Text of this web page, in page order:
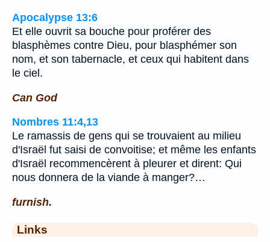
Apocalypse 13:6
Et elle ouvrit sa bouche pour proférer des
blasphèmes contre Dieu, pour blasphémer son
nom, et son tabernacle, et ceux qui habitent dans
le ciel.
Can God
Nombres 11:4,13
Le ramassis de gens qui se trouvaient au milieu
d'Israël fut saisi de convoitise; et même les enfants
d'Israël recommencèrent à pleurer et dirent: Qui
nous donnera de la viande à manger?…
furnish.
Links